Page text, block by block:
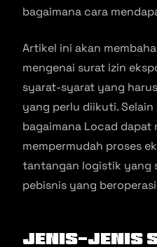
bagaimana cara
Artikel ini akan
mengenai surat izin
syarat-syarat yang
yang perlu diikuti.
bagaimana Locad dapat
mempermudah proses
tantangan logistik yang
pebisnis yang beroperasi
Jenis-Jenis